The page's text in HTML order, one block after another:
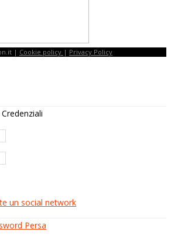
| Cookie policy | Privacy Policy
un social network
Persa